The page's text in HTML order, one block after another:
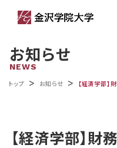
お知らせ
NEWS
トップ > お知らせ > 【経済学部
【経済学部】